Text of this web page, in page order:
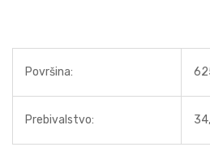
Površina:
Prebivalstvo: